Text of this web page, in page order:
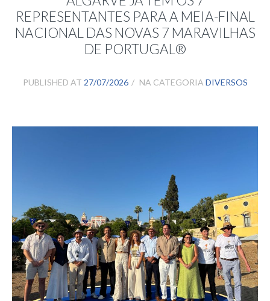
REPRESENTANTES PARA A MEIA-FINAL
NACIONAL DAS NOVAS 7 MARAVILHAS
DE PORTUGAL®
PUBLISHED AT 27/07/2026 NA CATEGORIA DIVERSOS